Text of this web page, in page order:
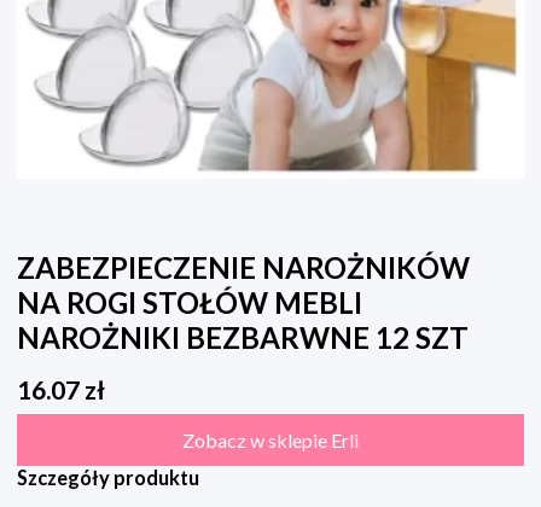
ZABEZPIECZENIE NAROŻNIKÓW
NA ROGI STOŁÓW MEBLI
NAROŻNIKI BEZBARWNE 12 SZT
16.07 zł
Zobacz w sklepie Erli
Szczegóły produktu